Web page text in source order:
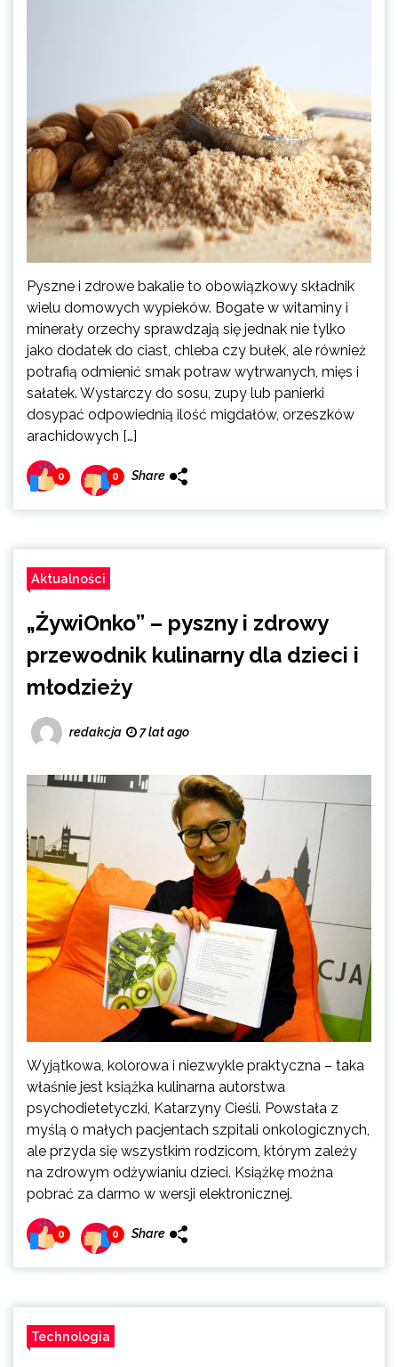
Pyszne i zdrowe bakalie to obowiązkowy składnik
wielu domowych wypieków. Bogate w witaminy i
minerały orzechy sprawdzają się jednak nie tylko
jako dodatek do ciast, chleba czy bułek, ale również
potrafią odmienić smak potraw wytrwanych, mięs i
sałatek. Wystarczy do sosu, zupy lub panierki
dosypać odpowiednią ilość migdałów, orzeszków
arachidowych […]
0 0 Share
Aktualności
„ŻywiOnko” – pyszny i zdrowy
przewodnik kulinarny dla dzieci i
młodzieży
redakcja 7 lat ago
Wyjątkowa, kolorowa i niezwykle praktyczna – taka
właśnie jest książka kulinarna autorstwa
psychodietetyczki, Katarzyny Cieśli. Powstała z
myślą o małych pacjentach szpitali onkologicznych,
ale przyda się wszystkim rodzicom, którym zależy
na zdrowym odżywianiu dzieci. Książkę można
pobrać za darmo w wersji elektronicznej.
0 0 Share
Technologia